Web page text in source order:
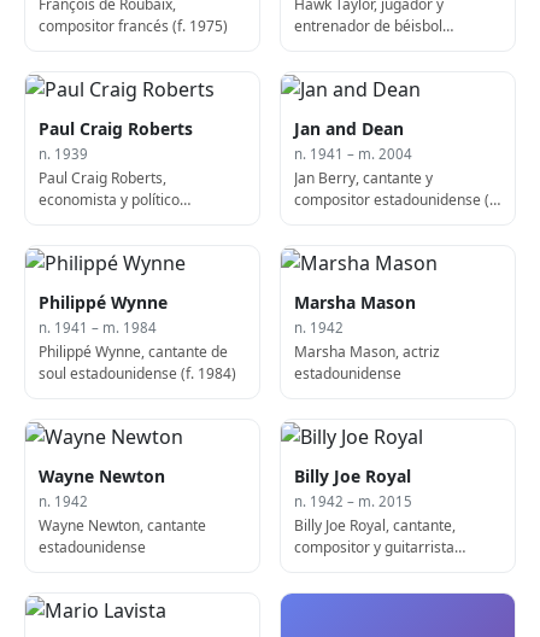
compositor francés (f. 1975)
entrenador de béisbol
Paul Craig Roberts
n. 1939
Paul Craig Roberts,
economista y político
Jan and Dean
n. 1941 – m. 2004
Jan Berry, cantante y
compositor estadounidense (f.
Philippé Wynne
n. 1941 – m. 1984
Philippé Wynne, cantante de
soul estadounidense (f. 1984)
Marsha Mason
n. 1942
Marsha Mason, actriz
estadounidense
Wayne Newton
n. 1942
Wayne Newton, cantante
estadounidense
Billy Joe Royal
n. 1942 – m. 2015
Billy Joe Royal, cantante,
compositor y guitarrista